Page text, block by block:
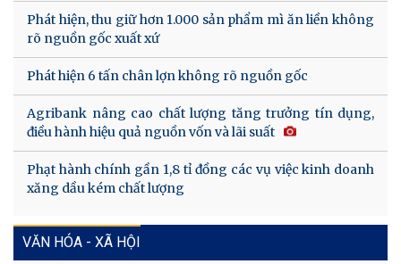
Phát hiện, thu giữ hơn 1.000 sản phẩm mì ăn liền không
rõ nguồn gốc xuất xứ
Phát hiện 6 tấn chân lợn không rõ nguồn gốc
Agribank nâng cao chất lượng tăng trưởng tín dụng,
điều hành hiệu quả nguồn vốn và lãi suất
Phạt hành chính gần 1,8 tỉ đồng các vụ việc kinh doanh
xăng dầu kém chất lượng
VĂN HÓA - XÃ HỘI